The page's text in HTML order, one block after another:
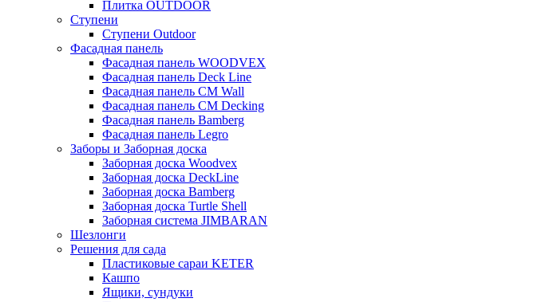
Плитка OUTDOOR
Ступени
Ступени Outdoor
Фасадная панель
Фасадная панель WOODVEX
Фасадная панель Deck Line
Фасадная панель CM Wall
Фасадная панель CM Decking
Фасадная панель Bamberg
Фасадная панель Legro
Заборы и Заборная доска
Заборная доска Woodvex
Заборная доска DeckLine
Заборная доска Bamberg
Заборная доска Turtle Shell
Заборная система JIMBARAN
Шезлонги
Решения для сада
Пластиковые сараи KETER
Кашпо
Ящики, сундуки